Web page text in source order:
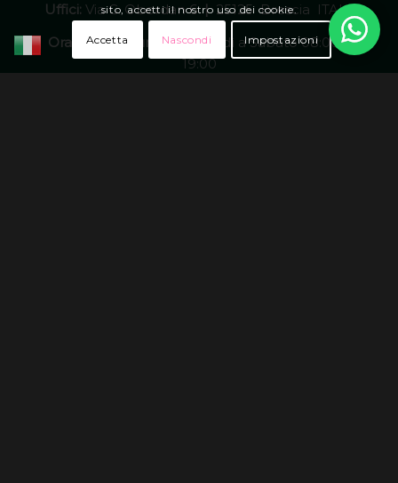
Uffici: Via G. Oberdan 6|25125 Brescia ITALY
Orari di apertura:da Lunedì a Sabato 08:00 –
19:00
sito, accetti il nostro uso dei cookie.
Accetta Nascondi Impostazioni